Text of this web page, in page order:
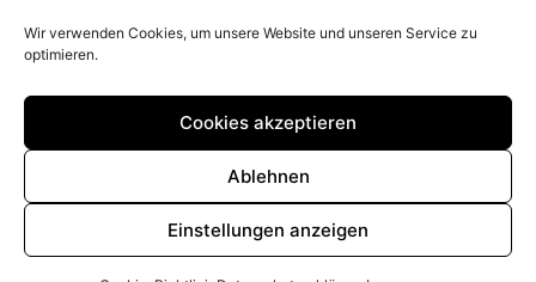
Wir verwenden Cookies, um unsere Website und unseren Service zu
optimieren.
Cookies akzeptieren
Ablehnen
Einstellungen anzeigen